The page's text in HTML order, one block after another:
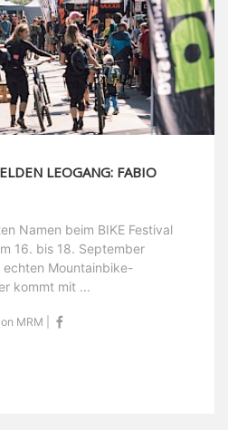
LEOGANG: FABIO
Namen beim BIKE Festival
16. bis 18. September
Mountainbike-
kommt mit ...
MRM |